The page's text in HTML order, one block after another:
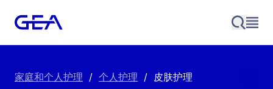
家庭和个人护理 / 个人护理 / 皮肤护理